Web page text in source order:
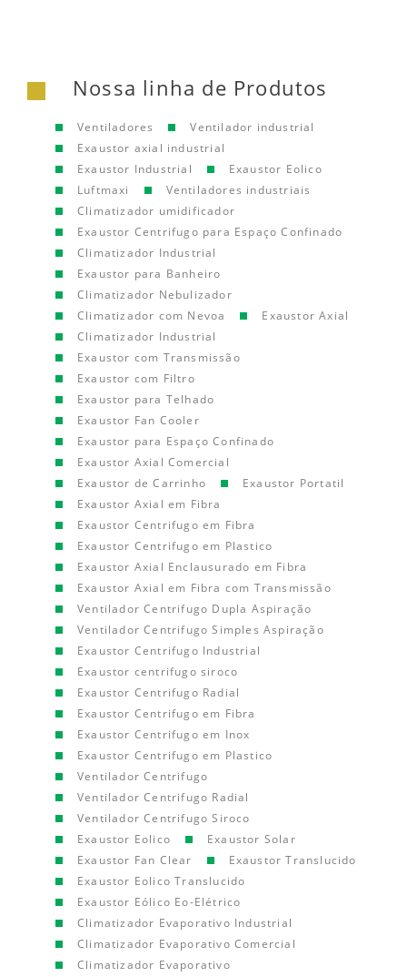
Nossa linha de Produtos
Ventiladores
Ventilador industrial
Exaustor axial industrial
Exaustor Industrial
Exaustor Eolico
Luftmaxi
Ventiladores industriais
Climatizador umidificador
Exaustor Centrifugo para Espaço Confinado
Climatizador Industrial
Exaustor para Banheiro
Climatizador Nebulizador
Climatizador com Nevoa
Exaustor Axial
Climatizador Industrial
Exaustor com Transmissão
Exaustor com Filtro
Exaustor para Telhado
Exaustor Fan Cooler
Exaustor para Espaço Confinado
Exaustor Axial Comercial
Exaustor de Carrinho
Exaustor Portatil
Exaustor Axial em Fibra
Exaustor Centrifugo em Fibra
Exaustor Centrifugo em Plastico
Exaustor Axial Enclausurado em Fibra
Exaustor Axial em Fibra com Transmissão
Ventilador Centrifugo Dupla Aspiração
Ventilador Centrifugo Simples Aspiração
Exaustor Centrifugo Industrial
Exaustor centrifugo siroco
Exaustor Centrifugo Radial
Exaustor Centrifugo em Fibra
Exaustor Centrifugo em Inox
Exaustor Centrifugo em Plastico
Ventilador Centrifugo
Ventilador Centrifugo Radial
Ventilador Centrifugo Siroco
Exaustor Eolico
Exaustor Solar
Exaustor Fan Clear
Exaustor Translucido
Exaustor Eolico Translucido
Exaustor Eólico Eo-Elétrico
Climatizador Evaporativo Industrial
Climatizador Evaporativo Comercial
Climatizador Evaporativo